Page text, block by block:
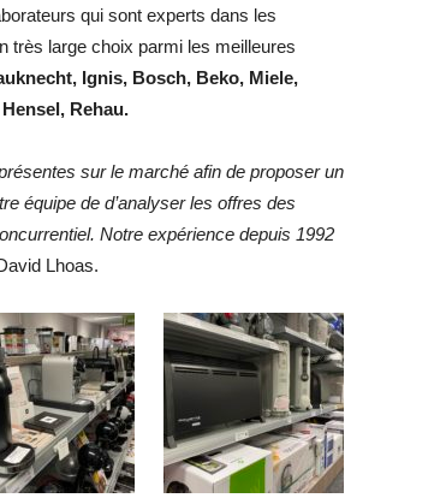
qui sont experts dans les
très large choix parmi les meilleures
Ignis, Bosch, Beko, Miele,
Rehau.
sur le marché afin de proposer un
équipe de d’analyser les offres des
Notre expérience depuis 1992
Lhoas.